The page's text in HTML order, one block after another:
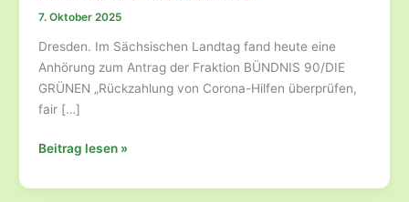
7. Oktober 2025
Dresden. Im Sächsischen Landtag fand heute eine
Anhörung zum Antrag der Fraktion BÜNDNIS 90/DIE
GRÜNEN „Rückzahlung von Corona-Hilfen überprüfen,
fair […]
Rückforderung
Corona-
Beitrag lesen »